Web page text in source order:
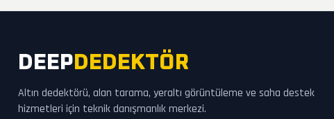
DEEP DEDEKTÖR
Altın dedektörü, alan tarama, yeraltı görüntüleme ve saha destek
hizmetleri için teknik danışmanlık merkezi.